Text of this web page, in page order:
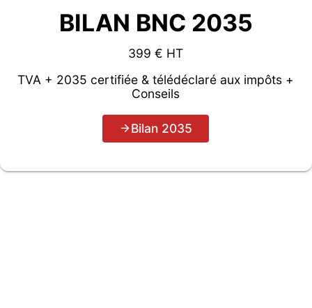
BILAN BNC 2035
399 € HT
TVA + 2035 certifiée & télédéclaré aux impôts +
Conseils
Bilan 2035